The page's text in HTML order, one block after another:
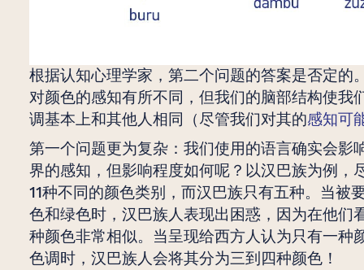
根据认知心理学家，第二个问题的答案是否定的
对颜色的感知有所不同，但我们的脑部结构使我
调基本上和其他人相同（尽管我们对其的感知可
第一个问题更为复杂：我们使用的语言确实会影
界的感知，但影响程度如何呢？以汉巴族为例，
11种不同的颜色类别，而汉巴族只有五种。当被
色和绿色时，汉巴族人表现出困惑，因为在他们
种颜色非常相似。当呈现给西方人认为只有一种
色调时，汉巴族人会将其分为三到四种颜色！